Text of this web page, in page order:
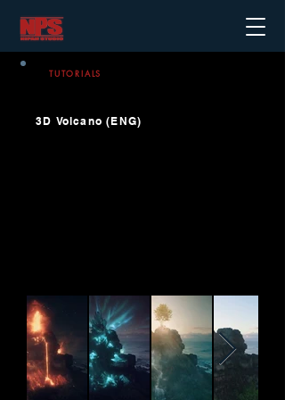
TUTORIALS
3D Volcano (ENG)